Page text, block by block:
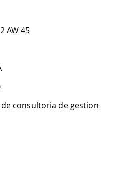
AW 45
consultoria de gestion